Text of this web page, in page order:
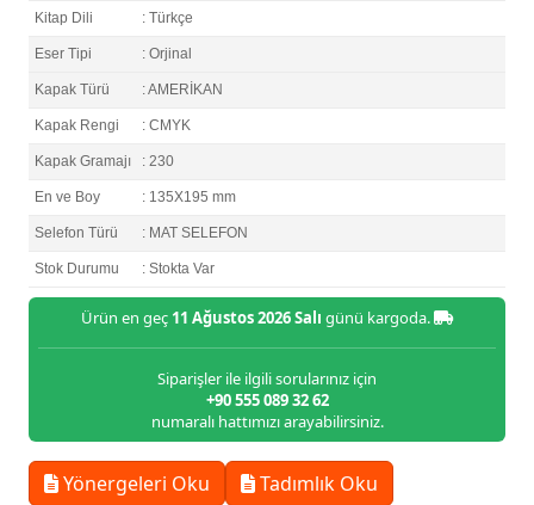
Kitap Dili : Türkçe
Eser Tipi : Orjinal
Kapak Türü : AMERİKAN
Kapak Rengi : CMYK
Kapak Gramajı : 230
En ve Boy : 135X195 mm
Selefon Türü : MAT SELEFON
Stok Durumu : Stokta Var
Ürün en geç 11 Ağustos 2026 Salı günü kargoda.
Siparişler ile ilgili sorularınız için
+90 555 089 32 62
numaralı hattımızı arayabilirsiniz.
Yönergeleri Oku Tadımlık Oku